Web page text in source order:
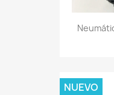
NUEVO